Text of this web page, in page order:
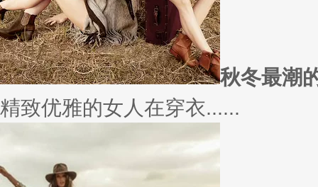
秋冬最潮
精致优雅的女人在穿衣......